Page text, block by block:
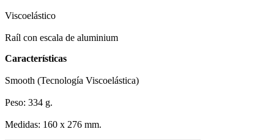
Viscoelástico
Raíl con escala de aluminium
Características
Smooth (Tecnología Viscoelástica)
Peso: 334 g.
Medidas: 160 x 276 mm.